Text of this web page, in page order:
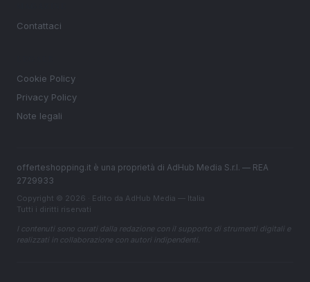
Contattaci
Cookie Policy
Privacy Policy
Note legali
offerteshopping.it è una proprietà di AdHub Media S.r.l. — REA
2729933
Copyright © 2026 · Edito da AdHub Media — Italia
Tutti i diritti riservati
I contenuti sono curati dalla redazione con il supporto di strumenti digitali e
realizzati in collaborazione con autori indipendenti.